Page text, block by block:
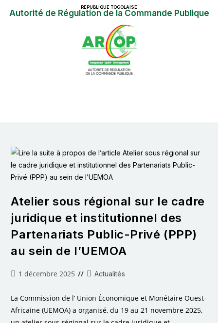
Autorité de Régulation de la Commande Publique
REPUBLIQUE TOGOLAISE
Atelier sous régional sur le cadre
juridique et institutionnel des
Partenariats Public-Privé (PPP)
au sein de l’UEMOA
1 décembre 2025 Actualités
La Commission de l’ Union Économique et Monétaire Ouest-
Africaine (UEMOA) a organisé, du 19 au 21 novembre 2025,